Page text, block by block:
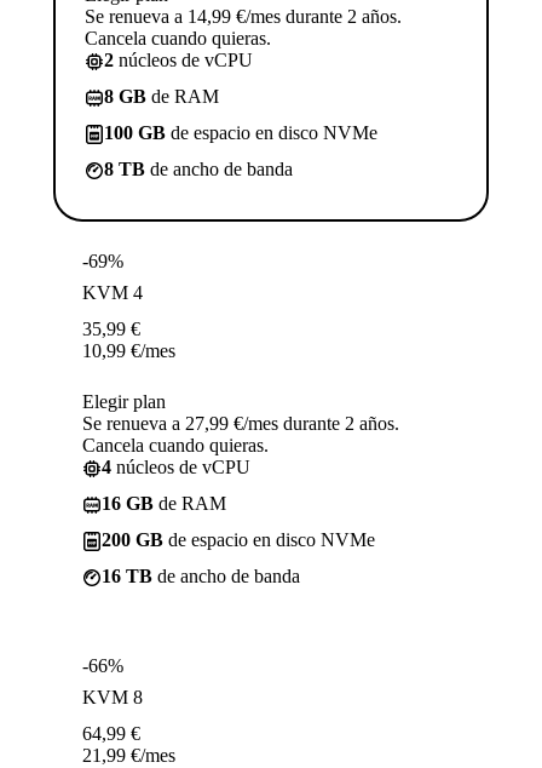
Se renueva a 14,99 €/mes durante 2 años.
Cancela cuando quieras.
2 núcleos de vCPU
8 GB de RAM
100 GB de espacio en disco NVMe
8 TB de ancho de banda
-69%
KVM 4
35,99 €
10,99 €/mes
Elegir plan
Se renueva a 27,99 €/mes durante 2 años.
Cancela cuando quieras.
4 núcleos de vCPU
16 GB de RAM
200 GB de espacio en disco NVMe
16 TB de ancho de banda
-66%
KVM 8
64,99 €
21,99 €/mes